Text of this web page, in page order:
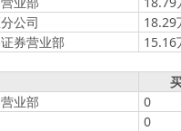
公司
18.29
券营业部
15.16
业部
0
0